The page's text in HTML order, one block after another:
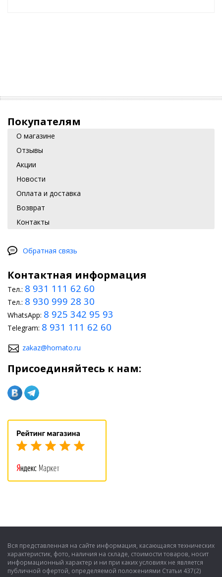
Покупателям
О магазине
Отзывы
Акции
Новости
Оплата и доставка
Возврат
Контакты
Обратная связь
Контактная информация
Тел.: 8 931 111 62 60
Тел.: 8 930 999 28 30
WhatsApp: 8 925 342 95 93
Telegram: 8 931 111 62 60
zakaz@homato.ru
Присоединяйтесь к нам:
Вся представленная на сайте информация, касающаяся технических
характеристик, фото, наличия на складе, стоимости товаров, носит
информационный характер и ни при каких условиях не является
публичной офертой, определяемой положениями Статьи 437(2)